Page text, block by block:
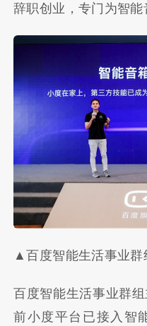
辞职创业，专门为智能
▲百度智能生活事业群
百度智能生活事业群
前小度平台已接入智